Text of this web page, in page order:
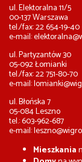
ul. Elektoralna 11/5
00-137 Warszawa
tel./fax: 22 654-19-40
e-mail:
ul. Partyzantów 30
05-092 Łomianki
tel./fax: 22 751-80-70
e-mail:
ul. Błońska 7
05-084 Leszno
tel.: 603-962-687
e-mail:
Mieszkania